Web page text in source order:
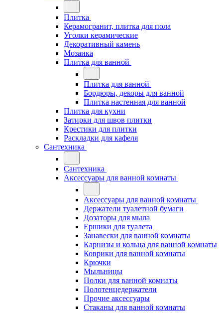
Плитка
Керамогранит, плитка для пола
Уголки керамические
Декоративный камень
Мозаика
Плитка для ванной
Плитка для ванной
Бордюры, декоры для ванной
Плитка настенная для ванной
Плитка для кухни
Затирки для швов плитки
Крестики для плитки
Раскладки для кафеля
Сантехника
Сантехника
Аксессуары для ванной комнаты
Аксессуары для ванной комнаты
Держатели туалетной бумаги
Дозаторы для мыла
Ершики для туалета
Занавески для ванной комнаты
Карнизы и кольца для ванной комнаты
Коврики для ванной комнаты
Крючки
Мыльницы
Полки для ванной комнаты
Полотенцедержатели
Прочие аксессуары
Стаканы для ванной комнаты